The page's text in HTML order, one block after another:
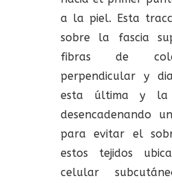
a la piel. Esta
sobre la fascia
fibras de
perpendicular y
esta última y la
desencadenando
para evitar el
estos tejidos
celular